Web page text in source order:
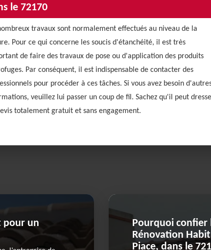
le 72170
travaux sont normalement effectués au niveau de la
Pour ce qui concerne les soucis d'étanchéité, il est très
de faire des travaux de pose ou d'application des produits
Par conséquent, il est indispensable de contacter des
pour procéder à ces tâches. Si vous avez besoin
veuillez lui passer un coup de fil. Sachez qu'il peut
totalement gratuit et sans engagement.
pour un
Pourquoi confier
Rénovation
Piace, dans le